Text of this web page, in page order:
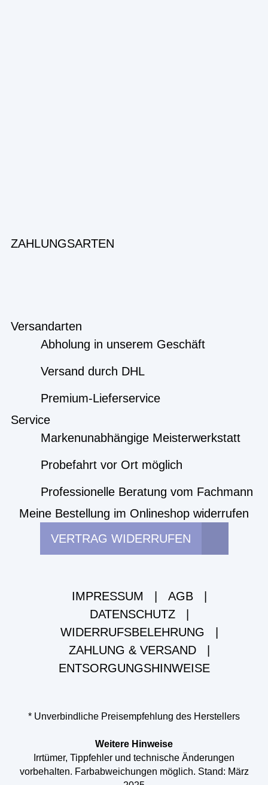
ZAHLUNGSARTEN
Versandarten
Abholung in unserem Geschäft
Versand durch DHL
Premium-Lieferservice
Service
Markenunabhängige Meisterwerkstatt
Probefahrt vor Ort möglich
Professionelle Beratung vom Fachmann
Meine Bestellung im Onlineshop widerrufen
VERTRAG WIDERRUFEN
IMPRESSUM AGB
DATENSCHUTZ
WIDERRUFSBELEHRUNG
ZAHLUNG & VERSAND
ENTSORGUNGSHINWEISE
* Unverbindliche Preisempfehlung des Herstellers
Weitere Hinweise
Irrtümer, Tippfehler und technische Änderungen
vorbehalten. Farbabweichungen möglich. Stand: März